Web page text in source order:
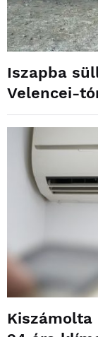
Iszapba
Velencei-
Kiszámolta